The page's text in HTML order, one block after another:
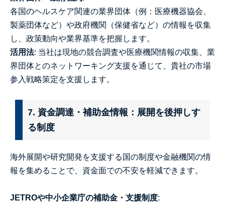
各国のヘルスケア関連の業界団体（例：医療機器協会、
製薬団体など）や政府機関（保健省など）の情報を収集
し、政策動向や業界基準を把握します。
活用法: 当社は現地の競合調査や医療機関情報の収集、業
界団体とのネットワーキング支援を通じて、貴社の市場
参入戦略策定を支援します。
7. 資金調達・補助金情報：展開を後押しす
る制度
海外展開や研究開発を支援する国の制度や金融機関の情
報を集めることで、資金面での不安を軽減できます。
JETROや中小企業庁の補助金・支援制度: